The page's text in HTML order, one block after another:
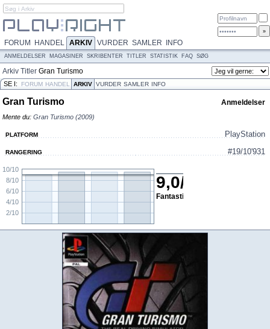
FORUM HANDEL ARKIV VURDER SAMLER INFO
ANMELDELSER MAGASINER SKRIBENTER TITLER STATISTIK FAQ SØG
Arkiv Titler Gran Turismo
SE I: FORUM HANDEL ARKIV VURDER SAMLER INFO
Gran Turismo Anmeldelser
Mente du: Gran Turismo (2009)
PLATFORM PlayStation
RANGERING #19/10'931
2/10
4/10
6/10
8/10
10/10
9,0/
Fantastisk